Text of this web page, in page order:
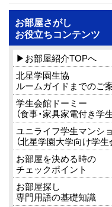
お部屋さがし
お役立ちコンテンツ
▶お部屋紹介TOPへ
北星学園生協
ルームガイドまでのご
学生会館ドーミー
（食事・家具家電付き学
ユニライフ学生マンシ
（北星学園大学向け学生
お部屋を決める時の
チェックポイント
お部屋探し
専門用語の基礎知識